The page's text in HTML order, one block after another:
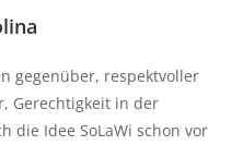
gegenüber, respektvoller
Gerechtigkeit in der
die Idee SoLaWi schon vor